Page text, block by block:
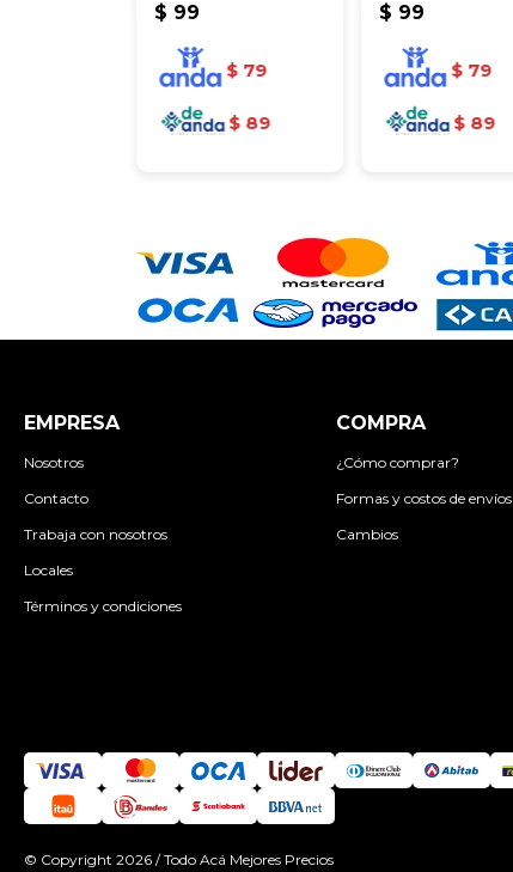
$ 99
$ 79
$ 89
$ 99
$ 79
$ 89
EMPRESA
Nosotros
Contacto
Trabaja con nosotros
Locales
Términos y condiciones
COMPRA
¿Cómo comprar?
Formas y costos de envíos
Cambios
© Copyright 2026 / Todo Acá Mejores Precios